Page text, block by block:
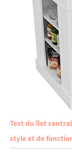
Test du îlot central
style et de